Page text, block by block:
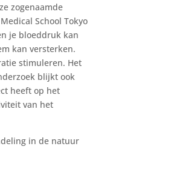
zogenaamde
School Tokyo
je bloeddruk kan
kan versterken.
stimuleren. Het
derzoek blijkt ook
heeft op het
van het
in de natuur